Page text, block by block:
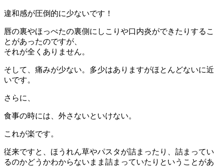
違和感が圧倒的に少ないです！
唇の裏やほっぺたの裏側にしこりや口内炎ができたりするこ
とがあったのですが、
それが全くありません。
そして、痛みが少ない。多少はありますがほとんどないに近
いです。
さらに、
食事の時には、外さないといけない。
これが楽です。
従来ですと、ほうれん草やパスタが詰まったり、詰まってい
るのかどうかわからないまま詰まっていたりということがあ